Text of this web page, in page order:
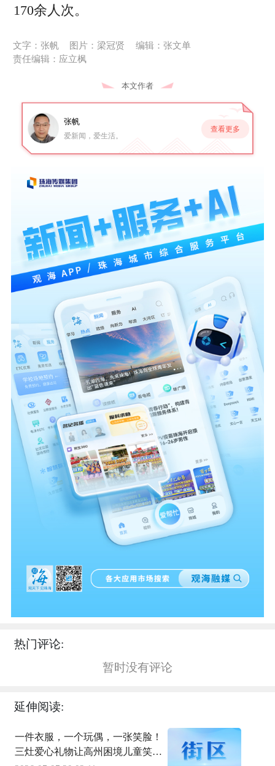
170余人次。
文字：张帆 图片：梁冠贤
编辑：张文单
责任编辑：应立枫
本文作者
张帆
爱新闻，爱生活。
查看更多
热门评论:
暂时没有评论
延伸阅读:
一件衣服，一个玩偶，一张笑脸！
三灶爱心礼物让高州困境儿童笑开